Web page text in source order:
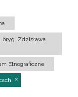
bryg. Zdzisława
Etnograficzne